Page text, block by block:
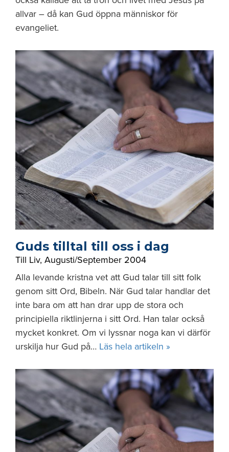
allvar – då kan Gud öppna människor för
evangeliet.
Guds tilltal till oss i dag
Till Liv, Augusti/September 2004
Alla levande kristna vet att Gud talar till sitt folk
genom sitt Ord, Bibeln. När Gud talar handlar det
inte bara om att han drar upp de stora och
principiella riktlinjerna i sitt Ord. Han talar också
mycket konkret. Om vi lyssnar noga kan vi därför
urskilja hur Gud på… Läs hela artikeln »